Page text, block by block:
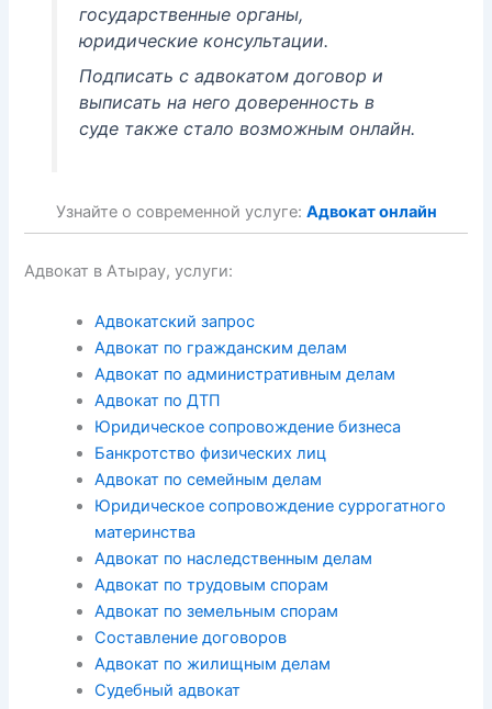
государственные органы,
юридические консультации.
Подписать с адвокатом договор и
выписать на него доверенность в
суде также стало возможным онлайн.
Узнайте о современной услуге: Адвокат онлайн
Адвокат в Атырау, услуги:
Адвокатский запрос
Адвокат по гражданским делам
Адвокат по административным делам
Адвокат по ДТП
Юридическое сопровождение бизнеса
Банкротство физических лиц
Адвокат по семейным делам
Юридическое сопровождение суррогатного
материнства
Адвокат по наследственным делам
Адвокат по трудовым спорам
Адвокат по земельным спорам
Составление договоров
Адвокат по жилищным делам
Судебный адвокат